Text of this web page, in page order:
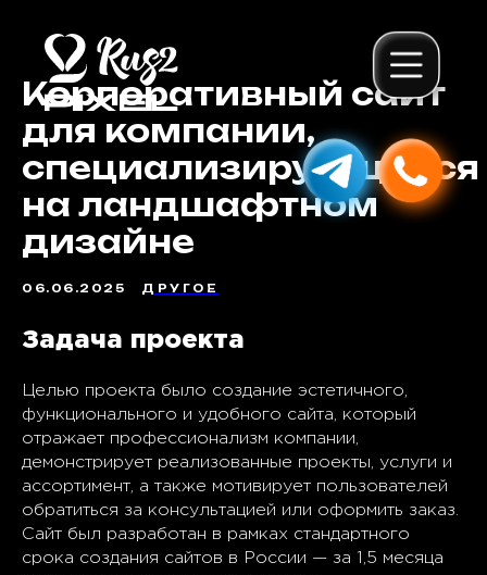
Корпоративный сайт
для компании,
специализирующейся
на ландшафтном
дизайне
06.06.2025 ДРУГОЕ
Задача проекта
Целью проекта было создание эстетичного,
функционального и удобного сайта, который
отражает профессионализм компании,
демонстрирует реализованные проекты, услуги и
ассортимент, а также мотивирует пользователей
обратиться за консультацией или оформить заказ.
Сайт был разработан в рамках стандартного
срока создания сайтов в России — за 1,5 месяца